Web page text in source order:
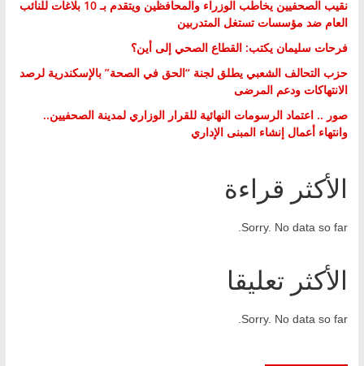
نقيب الصحفيين يخاطب الوزراء والمحافظين ويتقدم بـ 10 بلاغات للنائب
العام ضد مؤسسات تستغل المتدربين
فرحات سليمان يكتب: القطاع الصحي إلى أين؟
حزب التحالف الشعبي يطلق لجنة “الحق في الصحة” بالإسكندرية لرصد
الانتهاكات ودعم المرضى
صور .. اعتماد الرسومات النهائية للقرار الوزاري لمدينة الصحفيين..
وانتهاء أعمال إنشاء المبنى الإداري
الأكثر قراءة
Sorry. No data so far.
الأكثر تعليقا
Sorry. No data so far.